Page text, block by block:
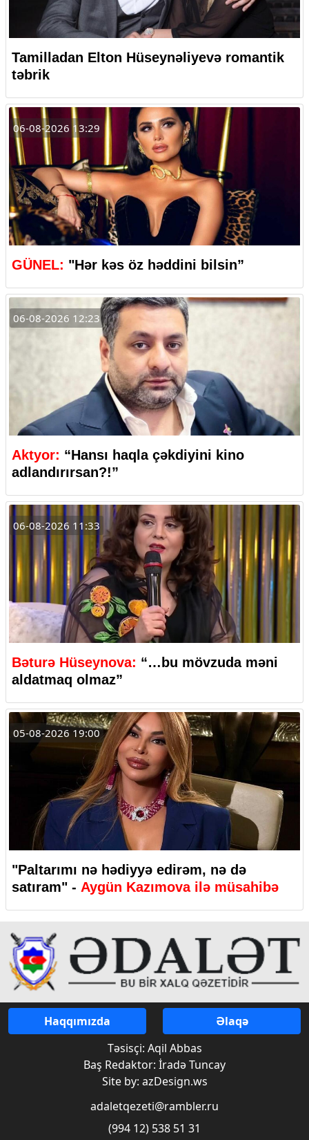
Tamilladan Elton Hüseynəliyevə romantik
təbrik
06-08-2026 13:29
GÜNEL: "Hər kəs öz həddini bilsin”
06-08-2026 12:23
Aktyor: “Hansı haqla çəkdiyini kino
adlandırırsan?!”
06-08-2026 11:33
Bəturə Hüseynova: “…bu mövzuda məni
aldatmaq olmaz”
05-08-2026 19:00
"Paltarımı nə hədiyyə edirəm, nə də
satıram" - Aygün Kazımova ilə müsahibə
Haqqımızda
Əlaqə
Təsisçi: Aqil Abbas
Baş Redaktor: İradə Tuncay
Site by: azDesign.ws
adaletqezeti@rambler.ru
(994 12) 538 51 31